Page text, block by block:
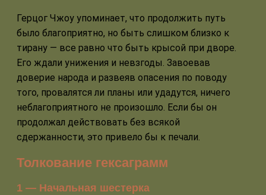
Герцог Чжоу упоминает, что продолжить путь
было благоприятно, но быть слишком близко к
тирану — все равно что быть крысой при дворе.
Его ждали унижения и невзгоды. Завоевав
доверие народа и развеяв опасения по поводу
того, провалятся ли планы или удадутся, ничего
неблагоприятного не произошло. Если бы он
продолжал действовать без всякой
сдержанности, это привело бы к печали.
Толкование гексаграмм
1 — Начальная шестерка